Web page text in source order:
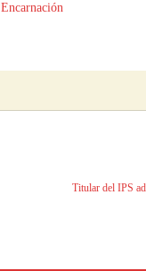
Encarnación
Titular del IPS